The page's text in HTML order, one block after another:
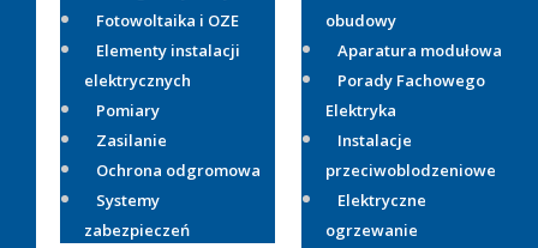
Fotowoltaika i OZE
Elementy instalacji
elektrycznych
Pomiary
Zasilanie
Ochrona odgromowa
Systemy
zabezpieczeń
obudowy
Aparatura modułowa
Porady Fachowego
Elektryka
Instalacje
przeciwoblodzeniowe
Elektryczne
ogrzewanie